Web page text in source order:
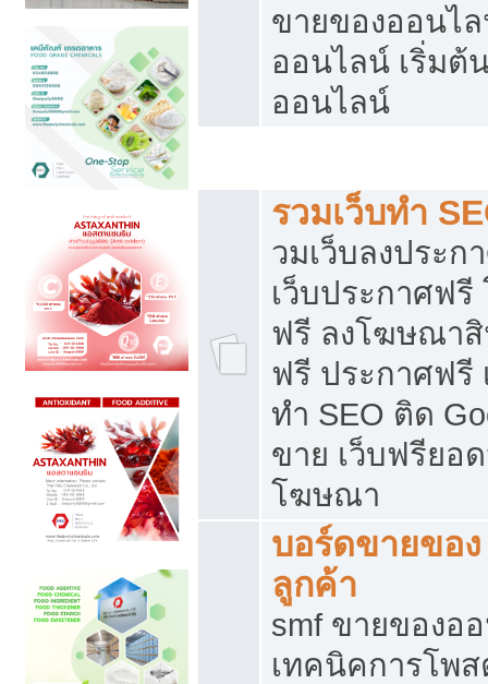
ขายของออนไ
ออนไลน์ เริ่มต้
ออนไลน์
รวมเว็บทำ
วมเว็บลงประก
เว็บประกาศฟ
ฟรี ลงโฆษณา
ฟรี ประกาศฟรี
ทำ SEO ติด
ขาย เว็บฟรียอ
โฆษณา
บอร์ดขายของ
ลูกค้า
smf ขายของอ
เทคนิคการโพ